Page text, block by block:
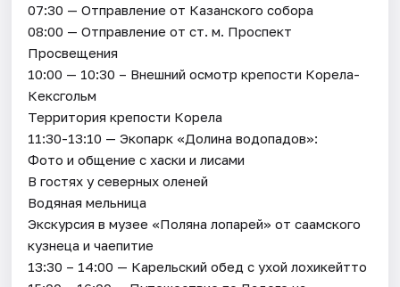
07:30 — Отправление от Казанского собора
08:00 — Отправление от ст. м. Проспект
Просвещения
10:00 — 10:30 – Внешний осмотр крепости Корела-
Кексгольм
Территория крепости Корела
11:30-13:10 — Экопарк «Долина водопадов»:
Фото и общение с хаски и лисами
В гостях у северных оленей
Водяная мельница
Экскурсия в музее «Поляна лопарей» от саамского
кузнеца и чаепитие
13:30 – 14:00 — Карельский обед с ухой лохикейтто